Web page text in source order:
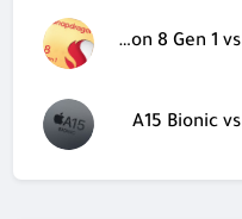
Snapdragon 8 Gen 1 vs Dimensity 9000 Plus
A15 Bionic